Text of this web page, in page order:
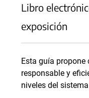
Libro
exposición
Esta guía propone
responsable y
niveles del